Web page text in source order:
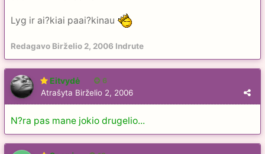
Lyg ir ai?kiai paai?kinau
Redagavo Birželio 2, 2006 Indrute
Eitvydė 6
Atrašyta Birželio 2, 2006
N?ra pas mane jokio drugelio...